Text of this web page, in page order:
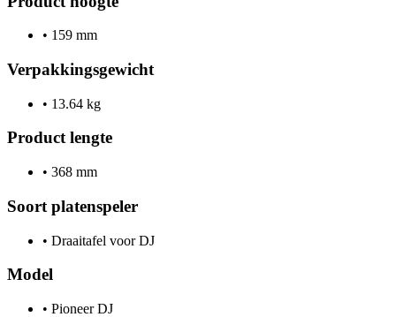
• 159 mm
Verpakkingsgewicht
• 13.64 kg
Product lengte
• 368 mm
Soort platenspeler
• Draaitafel voor DJ
Model
• Pioneer DJ